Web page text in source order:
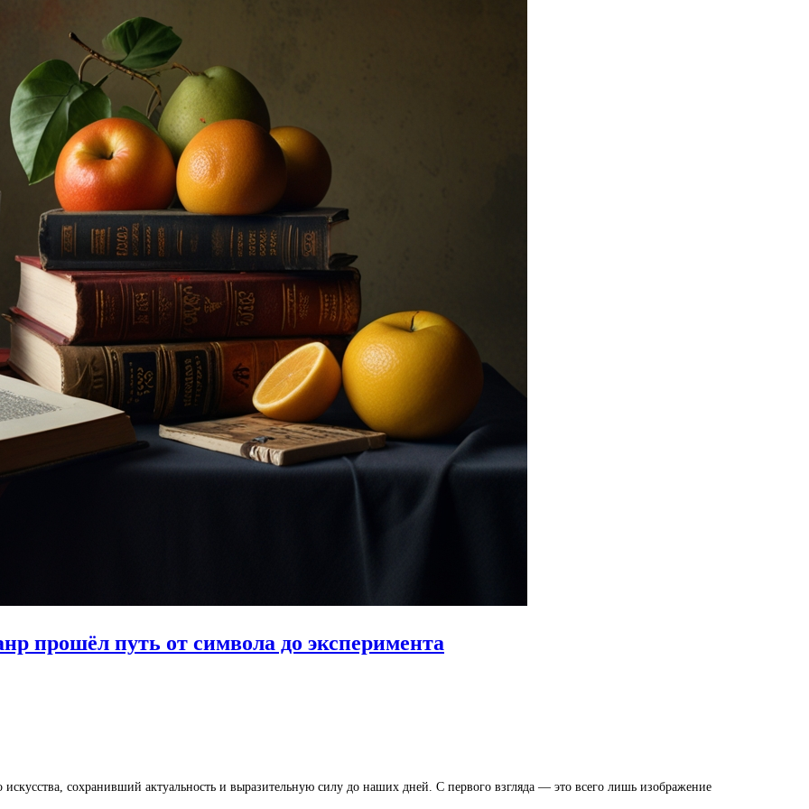
прошёл путь от символа до эксперимента
сохранивший актуальность и выразительную силу до наших дней. С первого взгляда — это всего лишь изображение